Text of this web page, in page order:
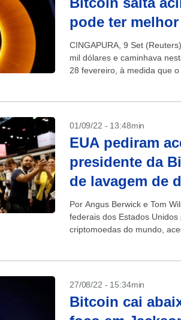
pode ter
CINGAPURA, 9 Set
mil dólares e caminhava
28 fevereiro, à medida que o
01/09/22 - 13:48min
EUA pediram
presidente da
de lavagem de
Por Angus Berwick e Tom
federais dos Estados
criptomoedas do mundo,
27/08/22 - 15:34min
Bitcoin cai